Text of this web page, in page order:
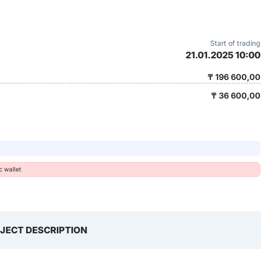
Start of trading
21.01.2025 10:00
₸ 196 600,00
₸ 36 600,00
wallet
DESCRIPTION